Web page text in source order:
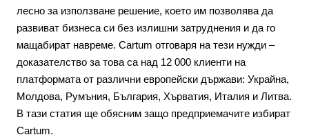
лесно за използване решение, което им позволява да
развиват бизнеса си без излишни затруднения и да го
мащабират навреме. Cartum отговаря на тези нужди –
доказателство за това са над 12 000 клиенти на
платформата от различни европейски държави: Украйна,
Молдова, Румъния, България, Хърватия, Италия и Литва.
В тази статия ще обясним защо предприемачите избират
Cartum.